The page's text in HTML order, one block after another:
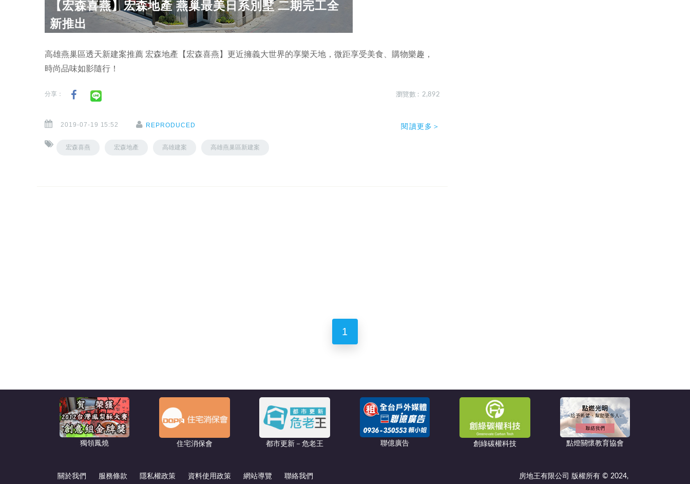
【宏森喜燕】宏森地產 燕巢最美日系別墅 二期完工全
新推出
高雄燕巢區透天新建案推薦 宏森地產【宏森喜燕】更近擁義大世界的享樂天地，微距享受美食、購物樂趣，
時尚品味如影隨行！
分享： 瀏覽數 : 2,892
2019-07-19 15:52 REPRODUCED
宏森喜燕 宏森地產 高雄建案 高雄燕巢區新建案
閱讀更多＞
1
獨領鳳燒 住宅消保會 都市更新－危老王 聯億廣告 創綠碳權科技 點燈關懷教育協會
關於我們 服務條款 隱私權政策 資料使用政策 網站導覽 聯絡我們 房地王有限公司 版權所有 © 2024,